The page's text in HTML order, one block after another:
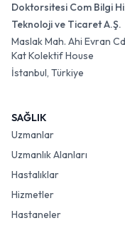
Doktorsitesi Com Bilgi
Teknoloji ve Ticaret A.Ş.
Maslak Mah. Ahi Evran
Kat Kolektif House
İstanbul, Türkiye
SAĞLIK
Uzmanlar
Uzmanlık Alanları
Hastalıklar
Hizmetler
Hastaneler